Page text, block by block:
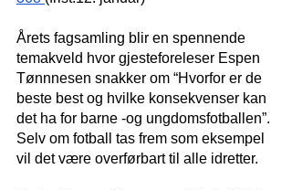
Årets fagsamling blir en spennende
temakveld hvor gjesteforeleser Espen
Tønnnesen snakker om “Hvorfor er de
beste best og hvilke konsekvenser kan
det ha for barne -og ungdomsfotballen”.
Selv om fotball tas frem som eksempel
vil det være overførbart til alle idretter.